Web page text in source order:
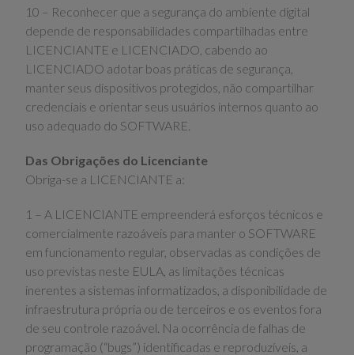
10 – Reconhecer que a segurança do ambiente digital
depende de responsabilidades compartilhadas entre
LICENCIANTE e LICENCIADO, cabendo ao
LICENCIADO adotar boas práticas de segurança,
manter seus dispositivos protegidos, não compartilhar
credenciais e orientar seus usuários internos quanto ao
uso adequado do SOFTWARE.
Das Obrigações do Licenciante
Obriga-se a LICENCIANTE a:
1 – A LICENCIANTE empreenderá esforços técnicos e
comercialmente razoáveis para manter o SOFTWARE
em funcionamento regular, observadas as condições de
uso previstas neste EULA, as limitações técnicas
inerentes a sistemas informatizados, a disponibilidade de
infraestrutura própria ou de terceiros e os eventos fora
de seu controle razoável. Na ocorrência de falhas de
programação (“bugs”) identificadas e reproduzíveis, a